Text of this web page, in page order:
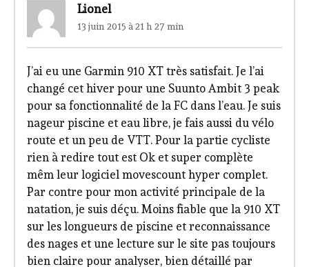
Lionel
13 juin 2015 à 21 h 27 min
J’ai eu une Garmin 910 XT très satisfait. Je l’ai
changé cet hiver pour une Suunto Ambit 3 peak
pour sa fonctionnalité de la FC dans l’eau. Je suis
nageur piscine et eau libre, je fais aussi du vélo
route et un peu de VTT. Pour la partie cycliste
rien à redire tout est Ok et super complète
mêm leur logiciel movescount hyper complet.
Par contre pour mon activité principale de la
natation, je suis déçu. Moins fiable que la 910 XT
sur les longueurs de piscine et reconnaissance
des nages et une lecture sur le site pas toujours
bien claire pour analyser, bien détaillé par